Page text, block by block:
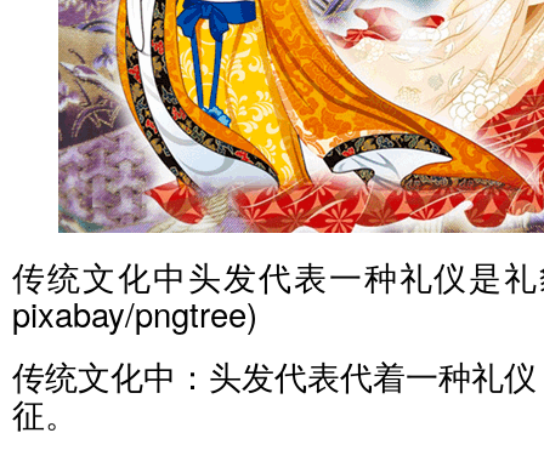
传统文化中头发代表一种礼仪是
pixabay/pngtree)
传统文化中：头发代表代着一种礼
征。